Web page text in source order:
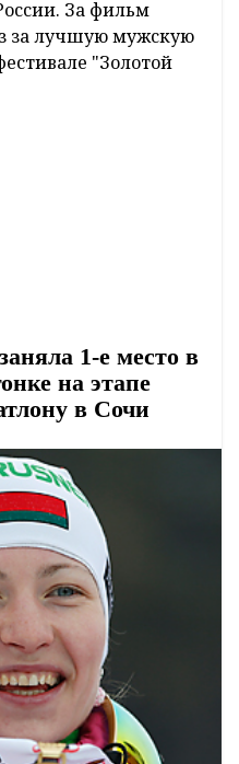
За фильм
за лучшую мужскую
"Золотой
1-е место в
на этапе
в Сочи